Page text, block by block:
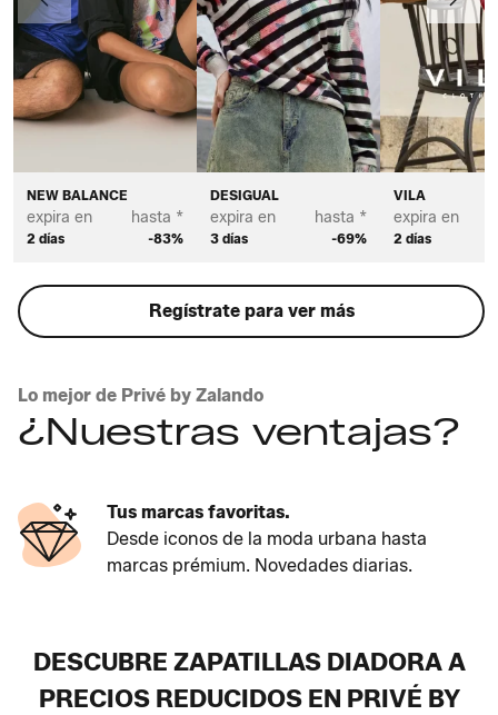
NEW BALANCE
expira en
2 días
hasta *
-83%
DESIGUAL
expira en
3 días
hasta *
-69%
VILA
expira en
2 días
Regístrate para ver más
Lo mejor de Privé by Zalando
¿Nuestras ventajas?
Tus marcas favoritas.
Desde iconos de la moda urbana hasta
marcas prémium. Novedades diarias.
DESCUBRE ZAPATILLAS DIADORA A
PRECIOS REDUCIDOS EN PRIVÉ BY